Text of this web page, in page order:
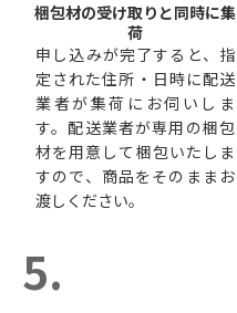
梱包材の受け取りと同時に集
荷
申し込みが完了すると、指
定された住所・日時に配送
業者が集荷にお伺いしま
す。配送業者が専用の梱包
材を用意して梱包いたしま
すので、商品をそのままお
渡しください。
5.